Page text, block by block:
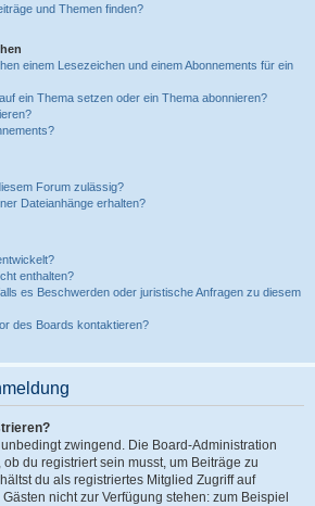
und Themen finden?
einem Lesezeichen und einem Abonnements für ein
ein Thema setzen oder ein Thema abonnieren?
Forum zulässig?
Dateianhänge erhalten?
enthalten?
es Beschwerden oder juristische Anfragen zu diesem
des Boards kontaktieren?
zwingend. Die Board-Administration
du registriert sein musst, um Beiträge zu
du als registriertes Mitglied Zugriff auf
nicht zur Verfügung stehen: zum Beispiel